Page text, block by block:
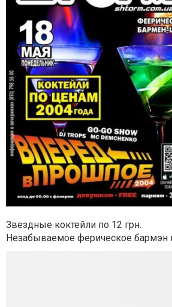
Звездные коктейли по 12 грн.
Незабываемое ферическое бармэн